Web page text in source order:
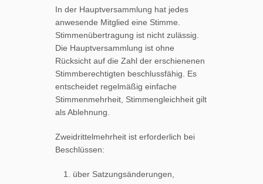
In der Hauptversammlung hat jedes
anwesende Mitglied eine Stimme.
Stimmenübertragung ist nicht zulässig.
Die Hauptversammlung ist ohne
Rücksicht auf die Zahl der erschienenen
Stimmberechtigten beschlussfähig. Es
entscheidet regelmäßig einfache
Stimmenmehrheit, Stimmengleichheit gilt
als Ablehnung.
Zweidrittelmehrheit ist erforderlich bei
Beschlüssen:
über Satzungsänderungen,